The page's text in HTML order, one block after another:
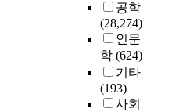
공학
(28,274)
인문
학 (624)
기타
(193)
사회